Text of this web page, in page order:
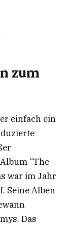
zum
einfach ein
“The
war im Jahr
Seine Alben
Das